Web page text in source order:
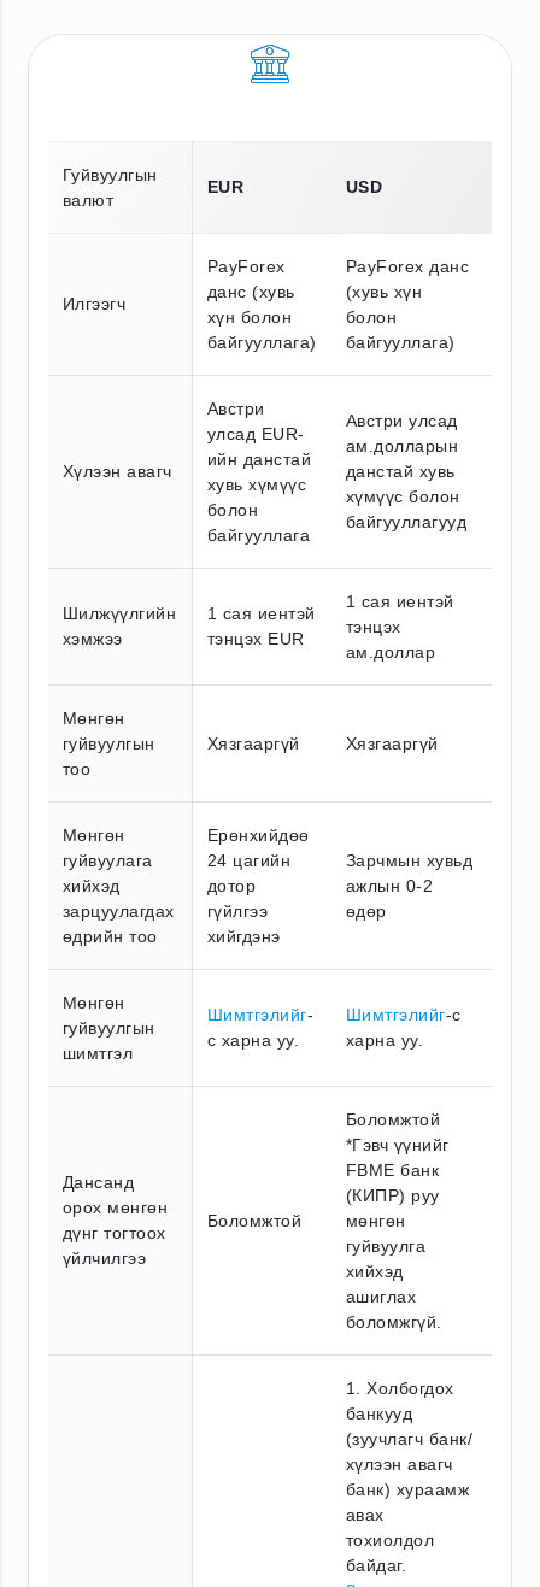
Гуйвуулгын
валют
EUR USD
Илгээгч
PayForex
данс (хувь
хүн болон
байгууллага)
PayForex данс
(хувь хүн
болон
байгууллага)
Хүлээн авагч
Австри
улсад EUR-
ийн данстай
хувь хүмүүс
болон
байгууллага
Австри улсад
ам.долларын
данстай хувь
хүмүүс болон
байгууллагууд
Шилжүүлгийн
хэмжээ
1 сая иентэй
тэнцэх EUR
1 сая иентэй
тэнцэх
ам.доллар
Мөнгөн
гуйвуулгын
тоо
Хязгааргүй Хязгааргүй
Мөнгөн
гуйвуулага
хийхэд
зарцуулагдах
өдрийн тоо
Ерөнхийдөө
24 цагийн
дотор
гүйлгээ
хийгдэнэ
Зарчмын хувьд
ажлын 0-2
өдөр
Мөнгөн
гуйвуулгын
шимтгэл
Шимтгэлийг-
с харна уу.
Шимтгэлийг-с
харна уу.
Дансанд
орох мөнгөн
дүнг тогтоох
үйлчилгээ
Боломжтой
Боломжтой
*Гэвч үүнийг
FBME банк
(КИПР) руу
мөнгөн
гуйвуулга
хийхэд
ашиглах
боломжгүй.
1. Холбогдох
банкууд
(зуучлагч банк/
хүлээн авагч
банк) хураамж
авах
тохиолдол
байдаг.